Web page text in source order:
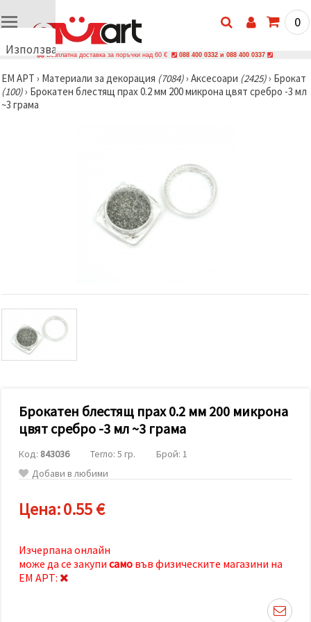
Използваме
🍪
Използваме
бисквитки
показваме
релевантно
съдържание
и реклами,
включително
с помощта
маркетинг.
Можеш да
съгласиш
използваме
като
всички!"
или да
посочиш
предпочитанията
0
Безплатна доставка за поръчки над 60 € 088 400 0332 и 088 400 0337
ЕМ АРТ › Материали за декорация (7084)› Аксесоари (2425)› Брокат
(100)› Брокатен блестящ прах 0.2 мм 200 микрона цвят сребро -3 мл
~3 грама
Брокатен блестящ прах 0.2 мм 200 микрона
цвят сребро -3 мл ~3 грама
Код: 843036 Тегло: 5 гр.
Брой: 1
Добави в любими
Цена:0.55 €
Изчерпана онлайн
може да се закупи само във физическите магазини на
ЕМ АРТ: